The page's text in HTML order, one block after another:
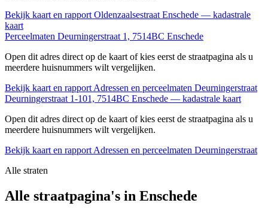
Bekijk kaart en rapport Oldenzaalsestraat Enschede — kadastrale
kaart
Perceelmaten Deurningerstraat 1, 7514BC Enschede
Open dit adres direct op de kaart of kies eerst de straatpagina als u
meerdere huisnummers wilt vergelijken.
Bekijk kaart en rapport Adressen en perceelmaten Deurningerstraat
Deurningerstraat 1-101, 7514BC Enschede — kadastrale kaart
Open dit adres direct op de kaart of kies eerst de straatpagina als u
meerdere huisnummers wilt vergelijken.
Bekijk kaart en rapport Adressen en perceelmaten Deurningerstraat
Alle straten
Alle straatpagina's in Enschede